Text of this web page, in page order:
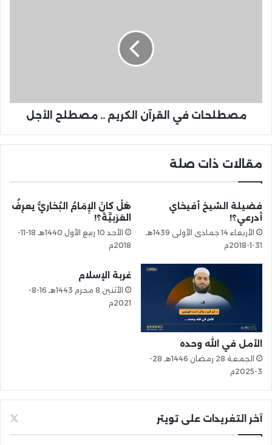
مصطلحات في القرآن الكريم .. مصطلح الأجل
مقالات ذات صلة
فضيلة الشيخ أفيخاي
أدرعي؟!
الأربعاء 14 جمادى الأولى 1439هـ
31-1-2018م
هَلْ كانَ الإِمَامُ البُخاريُّ يعرِفُ
العَرَبيَّةَ؟!
الأحد 10 ربيع الأول 1440هـ 18-11-
2018م
الأمل في الله وحده
الجمعة 28 رمضان 1446هـ 28-
3-2025م
غربة الإسلام
الأثنين 8 محرم 1443هـ 16-8-
2021م
آخر التغريدات على تويتر